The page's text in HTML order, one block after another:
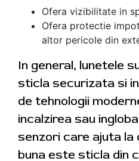
Ofera vizibilitate in
Ofera protectie
altor pericole din
In general, lunetele
sticla securizata si
de tehnologii
incalzirea sau
senzori care ajuta la
buna este sticla din